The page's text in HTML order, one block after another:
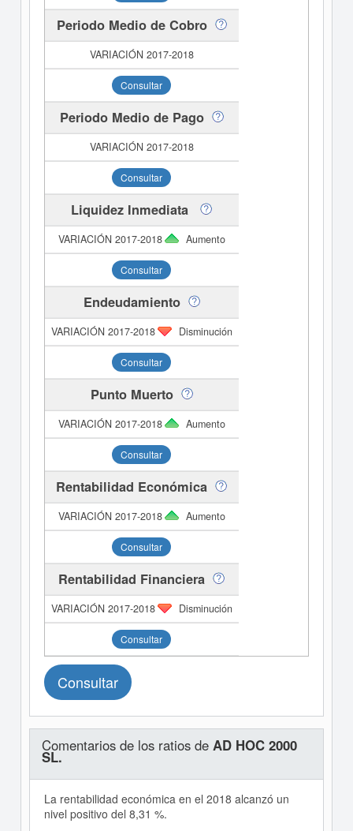
Periodo Medio de Cobro
Consultar
Periodo Medio de Pago
Consultar
Liquidez Inmediata
Aumento
Consultar
Endeudamiento
Disminución
Consultar
Punto Muerto
Aumento
Consultar
Rentabilidad Económica
Aumento
Consultar
Rentabilidad Financiera
Disminución
Consultar
Consultar
Comentarios de los ratios de AD HOC 2000
SL.
La rentabilidad económica en el 2018 alcanzó un
nivel positivo del 8,31 %.